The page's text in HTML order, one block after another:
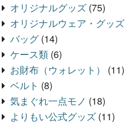
オリジナルグッズ (75)
オリジナルウェア・グッズ
バッグ (14)
ケース類 (6)
お財布（ウォレット）
(11)
ベルト (8)
気まぐれ一点モノ (18)
よりもい公式グッズ (11)